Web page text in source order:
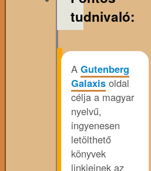
tudnivaló:
A Gutenberg
Galaxis oldal
célja a magyar
nyelvű,
ingyenesen
letölthető
könyvek
linkjeinek az